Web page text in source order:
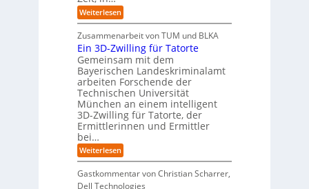
i
s
c
h
e
n
R
o
u
t
e
-
H
e
r
u
b
e
r
e
D
a
t
e
n
K
I
-
r
o
j
e
k
r
t
:
S
i
n
k
e
n
d
e
s
C
b
e
r
r
Weiterlesen:
E
n
z
w
e
i
t
e
s
L
e
e
n
ü
r
Zusammenarbeit von TUM und BLKA
Ein 3D-Zwilling für Tatorte
Gemeinsam mit dem
Bayerischen Landeskriminalamt
arbeiten Forschende der
Technischen Universität
München an einem intelligent
3D-Zwilling für Tatorte, der
Ermittlerinnen und Ermittler
bei…
Weiterlesen:
E
n
Gastkommentar von Christian Scharrer,
Dell Technologies